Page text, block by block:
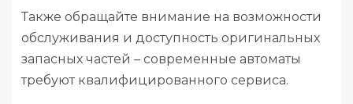
Также обращайте внимание на возможности
обслуживания и доступность оригинальных
запасных частей – современные автоматы
требуют квалифицированного сервиса.